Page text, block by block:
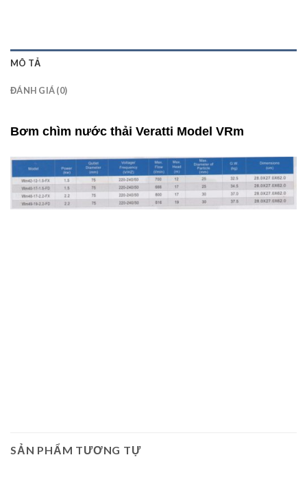
MÔ TẢ
ĐÁNH GIÁ (0)
Bơm chìm nước thải Veratti Model VRm
SẢN PHẨM TƯƠNG TỰ